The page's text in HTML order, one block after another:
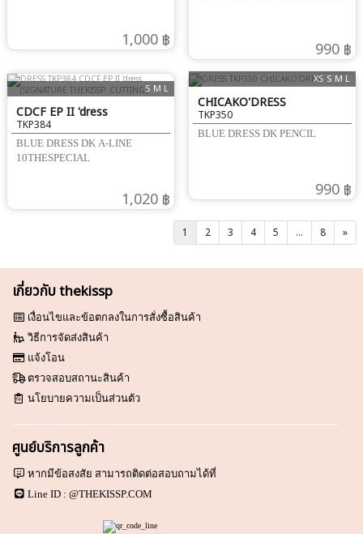
1,000 ฿ 990 ฿
S M L
CDCF EP II 'dress
(SIGNATURE THEKISSP.
CUTTING)
TKP384
BLUE DRESS DK A-LINE
10THESPECIAL
1,020 ฿
XS S M L
CHICAKO'DRESS
TKP350
BLUE DRESS DK PENCIL
990 ฿
1 2 3 4 5 ... 8 »
เกี่ยวกับ thekissp
เงื่อนไขและข้อตกลงในการสั่งซื้อสินค้า
วิธีการจัดส่งสินค้า
แจ้งโอน
ตรวจสอบสถานะสินค้า
นโยบายความเป็นส่วนตัว
ศูนย์บริการลูกค้า
หากมีข้อสงสัย สามารถติดต่อสอบถามได้ที่
Line ID :@THEKISSP.COM